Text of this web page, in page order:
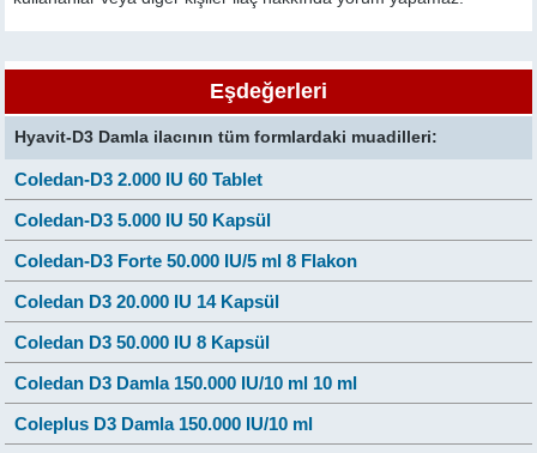
Eşdeğerleri
Hyavit-D3 Damla ilacının tüm formlardaki muadilleri:
Coledan-D3 2.000 IU 60 Tablet
Coledan-D3 5.000 IU 50 Kapsül
Coledan-D3 Forte 50.000 IU/5 ml 8 Flakon
Coledan D3 20.000 IU 14 Kapsül
Coledan D3 50.000 IU 8 Kapsül
Coledan D3 Damla 150.000 IU/10 ml 10 ml
Coleplus D3 Damla 150.000 IU/10 ml